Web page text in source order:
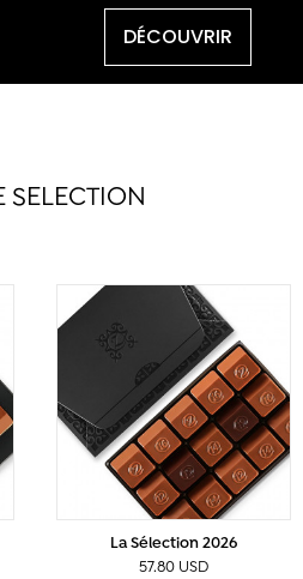
DÉCOUVRIR
SELECTION
La Sélection 2026
57.80 USD